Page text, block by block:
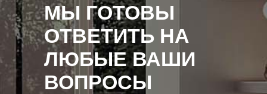
МЫ ГОТОВЫ
ОТВЕТИТЬ НА
ЛЮБЫЕ ВАШИ
ВОПРОСЫ